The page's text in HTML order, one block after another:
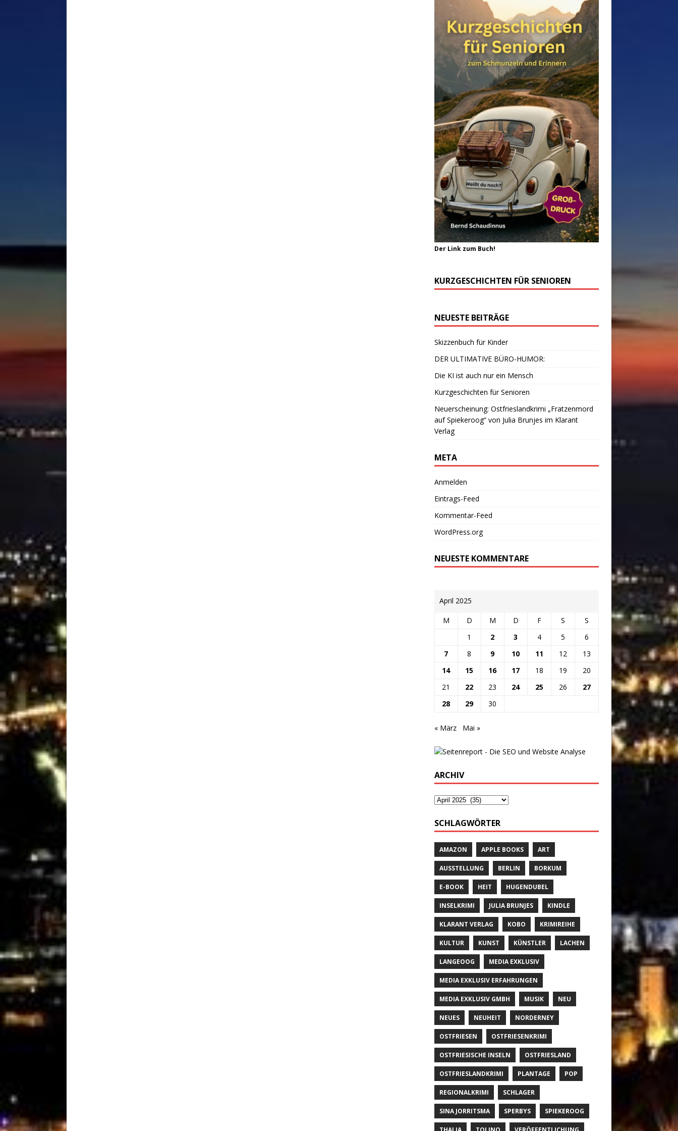
Der Link zum Buch!
KURZGESCHICHTEN FÜR SENIOREN
NEUESTE BEITRÄGE
Skizzenbuch für Kinder
DER ULTIMATIVE BÜRO-HUMOR:
Die KI ist auch nur ein Mensch
Kurzgeschichten für Senioren
Neuerscheinung: Ostfrieslandkrimi „Fratzenmord
auf Spiekeroog“ von Julia Brunjes im Klarant
Verlag
META
Anmelden
Eintrags-Feed
Kommentar-Feed
WordPress.org
NEUESTE KOMMENTARE
April 2025
M D M D F S
S
1
2 3 4 5
6
7
8 9 10 11 12
13
14
15 16 17 18 19
20
21
22 23 24 25 26
27
28
29 30
« März Mai »
ARCHIV
SCHLAGWÖRTER
AMAZON APPLE BOOKS ART
AUSSTELLUNG BERLIN BORKUM
E-BOOK HEIT HUGENDUBEL
INSELKRIMI JULIA BRUNJES KINDLE
KLARANT VERLAG KOBO KRIMIREIHE
KULTUR KUNST KÜNSTLER LACHEN
LANGEOOG MEDIA EXKLUSIV
MEDIA EXKLUSIV ERFAHRUNGEN
MEDIA EXKLUSIV GMBH MUSIK NEU
NEUES NEUHEIT NORDERNEY
OSTFRIESEN OSTFRIESENKRIMI
OSTFRIESISCHE INSELN OSTFRIESLAND
OSTFRIESLANDKRIMI PLANTAGE POP
REGIONALKRIMI SCHLAGER
SINA JORRITSMA SPERBYS SPIEKEROOG